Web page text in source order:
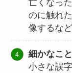
亡くなっ
のに触れ
像するな
細かなこ
小さな誤